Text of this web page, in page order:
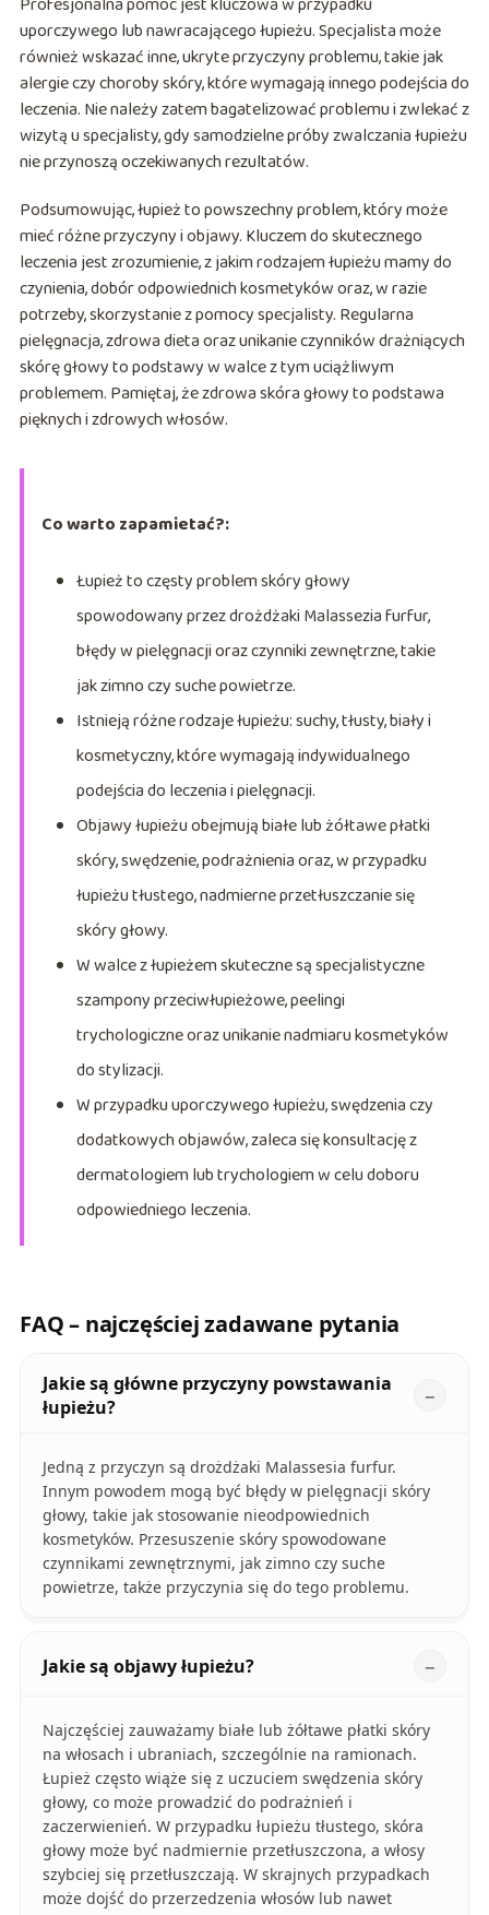
uporczywego lub nawracającego łupieżu. Specjalista może
również wskazać inne, ukryte przyczyny problemu, takie jak
alergie czy choroby skóry, które wymagają innego podejścia do
leczenia. Nie należy zatem bagatelizować problemu i zwlekać z
wizytą u specjalisty, gdy samodzielne próby zwalczania łupieżu
nie przynoszą oczekiwanych rezultatów.
Podsumowując, łupież to powszechny problem, który może
mieć różne przyczyny i objawy. Kluczem do skutecznego
leczenia jest zrozumienie, z jakim rodzajem łupieżu mamy do
czynienia, dobór odpowiednich kosmetyków oraz, w razie
potrzeby, skorzystanie z pomocy specjalisty. Regularna
pielęgnacja, zdrowa dieta oraz unikanie czynników drażniących
skórę głowy to podstawy w walce z tym uciążliwym
problemem. Pamiętaj, że zdrowa skóra głowy to podstawa
pięknych i zdrowych włosów.
Co warto zapamietać?:
Łupież to częsty problem skóry głowy
spowodowany przez drożdżaki Malassezia furfur,
błędy w pielęgnacji oraz czynniki zewnętrzne, takie
jak zimno czy suche powietrze.
Istnieją różne rodzaje łupieżu: suchy, tłusty, biały i
kosmetyczny, które wymagają indywidualnego
podejścia do leczenia i pielęgnacji.
Objawy łupieżu obejmują białe lub żółtawe płatki
skóry, swędzenie, podrażnienia oraz, w przypadku
łupieżu tłustego, nadmierne przetłuszczanie się
skóry głowy.
W walce z łupieżem skuteczne są specjalistyczne
szampony przeciwłupieżowe, peelingi
trychologiczne oraz unikanie nadmiaru kosmetyków
do stylizacji.
W przypadku uporczywego łupieżu, swędzenia czy
dodatkowych objawów, zaleca się konsultację z
dermatologiem lub trychologiem w celu doboru
odpowiedniego leczenia.
FAQ – najczęściej zadawane pytania
Jakie są główne przyczyny powstawania
łupieżu?
Jedną z przyczyn są drożdżaki Malassesia furfur.
Innym powodem mogą być błędy w pielęgnacji skóry
głowy, takie jak stosowanie nieodpowiednich
kosmetyków. Przesuszenie skóry spowodowane
czynnikami zewnętrznymi, jak zimno czy suche
powietrze, także przyczynia się do tego problemu.
Jakie są objawy łupieżu?
Najczęściej zauważamy białe lub żółtawe płatki skóry
na włosach i ubraniach, szczególnie na ramionach.
Łupież często wiąże się z uczuciem swędzenia skóry
głowy, co może prowadzić do podrażnień i
zaczerwienień. W przypadku łupieżu tłustego, skóra
głowy może być nadmiernie przetłuszczona, a włosy
szybciej się przetłuszczają. W skrajnych przypadkach
może dojść do przerzedzenia włosów lub nawet